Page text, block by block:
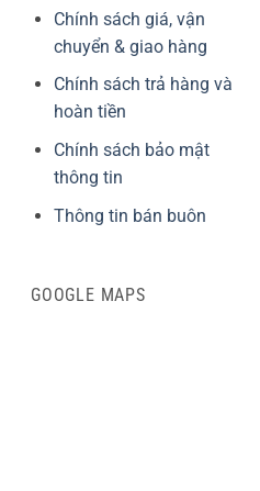
Chính sách giá, vận
chuyển & giao hàng
Chính sách trả hàng và
hoàn tiền
Chính sách bảo mật
thông tin
Thông tin bán buôn
GOOGLE MAPS